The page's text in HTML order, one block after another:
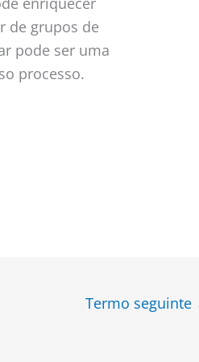
de grupos de
pode ser uma
processo.
Termo seguinte